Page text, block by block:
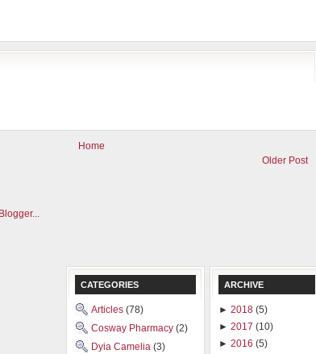
Older Post
Home
CATEGORIES
Articles (78)
Cosway Pharmacy (2)
Dyia Camelia (3)
ARCHIVE
► 2018 (5)
► 2017 (10)
► 2016 (5)